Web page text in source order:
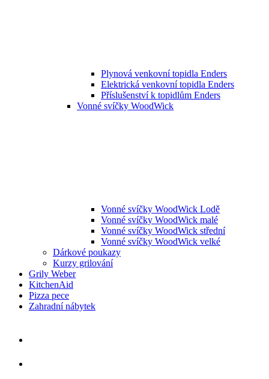
Plynová venkovní topidla Enders
Elektrická venkovní topidla Enders
Příslušenství k topidlům Enders
Vonné svíčky WoodWick
Vonné svíčky WoodWick Lodě
Vonné svíčky WoodWick malé
Vonné svíčky WoodWick střední
Vonné svíčky WoodWick velké
Dárkové poukazy
Kurzy grilování
Grily Weber
KitchenAid
Pizza pece
Zahradní nábytek